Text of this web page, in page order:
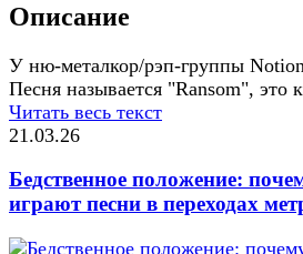
Описание
У ню-металкор/рэп-группы
Песня называется "Ransom", это
Читать весь текст
21.03.26
Бедственное положение:
играют песни в переходах